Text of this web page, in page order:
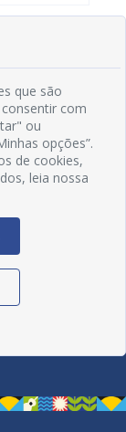
que são
com
ou
opções”.
de cookies,
leia nossa